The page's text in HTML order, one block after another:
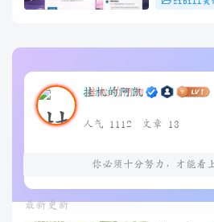
件
挂机的阿凯
人气 1112 文章 13
你必须十分努力，才能看
最新更新